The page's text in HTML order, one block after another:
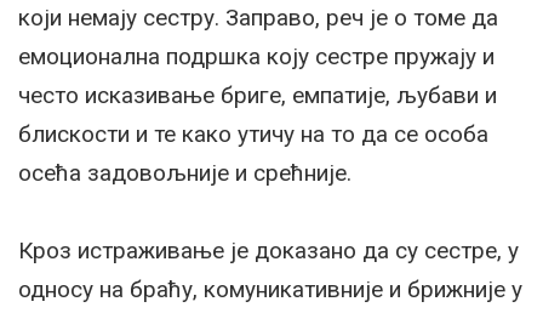
који немају сестру. Заправо, реч је о томе да
емоционална подршка коју сестре пружају и
често исказивање бриге, емпатије, љубави и
блискости и те како утичу на то да се особа
осећа задовољније и срећније.
Кроз истраживање је доказано да су сестре, у
односу на браћу, комуникативније и брижније у